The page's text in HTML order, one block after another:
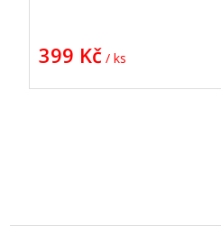
399 Kč / ks